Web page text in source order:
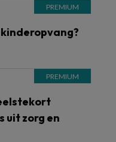
uit zorg en